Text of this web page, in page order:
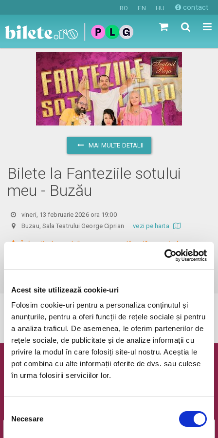
Acest site utilizează cookie-uri
Folosim cookie-uri pentru a personaliza conținutul și
anunțurile, pentru a oferi funcții de rețele sociale și pentru
a analiza traficul. De asemenea, le oferim partenerilor de
rețele sociale, de publicitate și de analize informații cu
privire la modul în care folosiți site-ul nostru. Aceștia le
pot combina cu alte informații oferite de dvs. sau culese
în urma folosirii serviciilor lor.
consimțământului
Necesare
RO EN HU contact
MAI MULTE DETALII
Bilete la Fanteziile sotului
meu - Buzău
vineri, 13 februarie 2026 ora 19:00
Buzau, Sala Teatrului George Ciprianvezi pe harta
În funcție de ora de începere, accesul în sală se poate face cu o
oră / cu 40 de minute mai devreme, fiind permis cu până la 10 minute
Evenimentul a expirat.
Newsletter @ Bilete.ro
evenimente.